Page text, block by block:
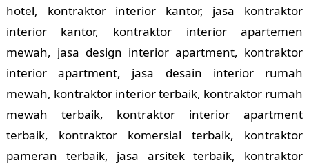
hotel, kontraktor interior kantor, jasa kontraktor
interior kantor, kontraktor interior apartemen
mewah, jasa design interior apartment, kontraktor
interior apartment, jasa desain interior rumah
mewah, kontraktor interior terbaik, kontraktor rumah
mewah terbaik, kontraktor interior apartment
terbaik, kontraktor komersial terbaik, kontraktor
pameran terbaik, jasa arsitek terbaik, kontraktor